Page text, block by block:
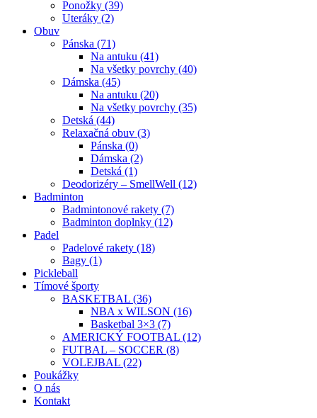
Ponožky (39)
Uteráky (2)
Obuv
Pánska (71)
Na antuku (41)
Na všetky povrchy (40)
Dámska (45)
Na antuku (20)
Na všetky povrchy (35)
Detská (44)
Relaxačná obuv (3)
Pánska (0)
Dámska (2)
Detská (1)
Deodorizéry – SmellWell (12)
Badminton
Badmintonové rakety (7)
Badminton doplnky (12)
Padel
Padelové rakety (18)
Bagy (1)
Pickleball
Tímové športy
BASKETBAL (36)
NBA x WILSON (16)
Basketbal 3×3 (7)
AMERICKÝ FOOTBAL (12)
FUTBAL – SOCCER (8)
VOLEJBAL (22)
Poukážky
O nás
Kontakt